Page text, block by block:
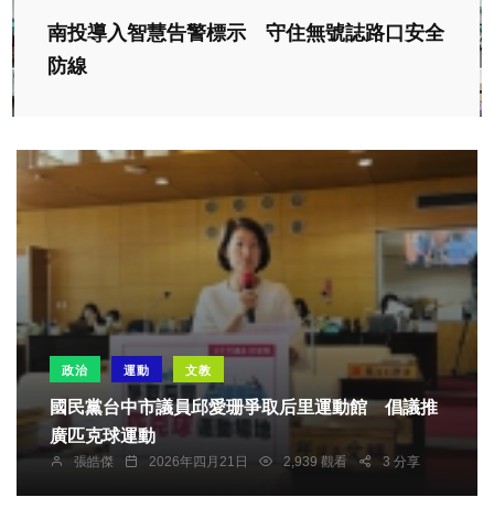
南投導入智慧告警標示 守住無號誌路口安全
防線
政治 運動 文教
國民黨台中市議員邱愛珊爭取后里運動館 倡議推
廣匹克球運動
張皓傑 2026年四月21日 2,939 觀看 3 分享